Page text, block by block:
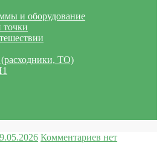
и оборудование
точки
ТО)
Комментариев нет